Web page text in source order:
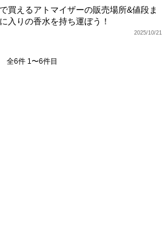
買えるアトマイザーの販売場所&値段ま
入りの香水を持ち運ぼう！
2025/10/21
全6件 1〜6件目